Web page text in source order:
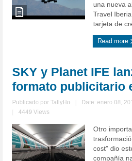
una nueva
Travel
tarjeta de
Read more
SKY y Planet IFE
formato publicitario
Publicado porTallyHo Date: enero 08,
4449 Views
Otro
cost” dio
compañía